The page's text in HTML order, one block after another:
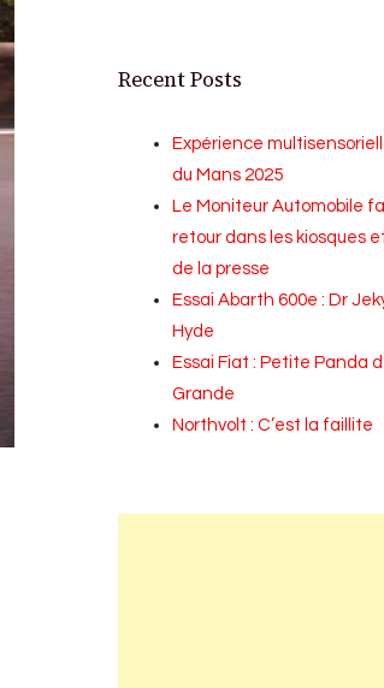
Recent Posts
Expérience
du Mans 2025
Le Moniteur Automobile
retour dans les kiosques
de la presse
Essai Abarth 600e : Dr
Hyde
Essai Fiat : Petite Panda
Grande
Northvolt : C’est la faillite